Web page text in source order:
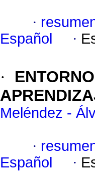
·
Español
·
·
Meléndez -
·
Español
·